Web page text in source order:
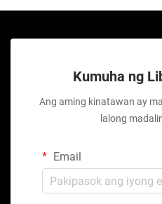
Kumuha ng
Ang aming kinatawan ay
lalong
Email